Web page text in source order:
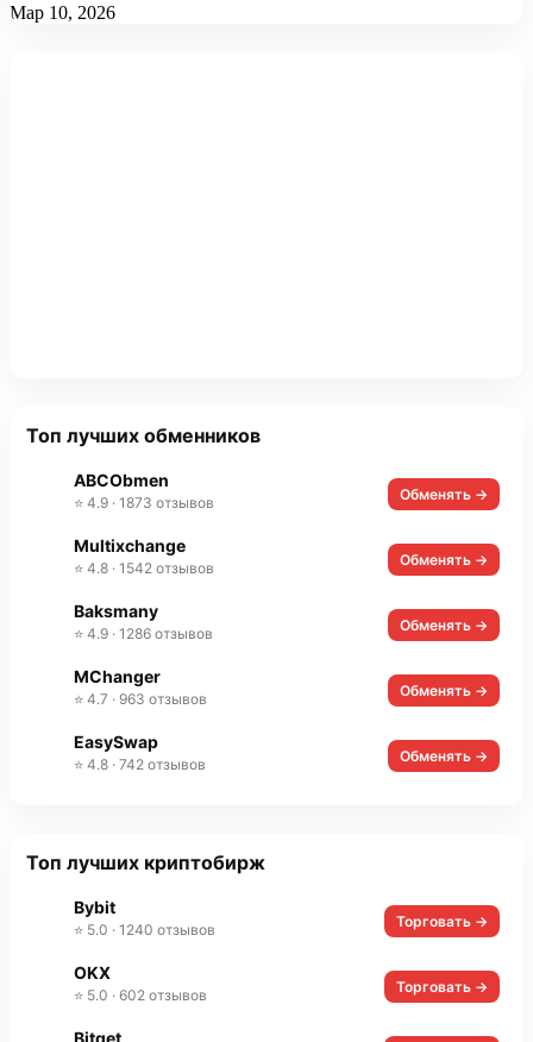
Мар 10, 2026
Топ лучших обменников
ABCObmen
⭐ 4.9 · 1873 отзывов Обменять →
Multixchange
⭐ 4.8 · 1542 отзывов Обменять →
Baksmany
⭐ 4.9 · 1286 отзывов Обменять →
MChanger
⭐ 4.7 · 963 отзывов Обменять →
EasySwap
⭐ 4.8 · 742 отзывов Обменять →
Топ лучших криптобирж
Bybit
⭐ 5.0 · 1240 отзывов Торговать →
OKX
⭐ 5.0 · 602 отзывов Торговать →
Bitget